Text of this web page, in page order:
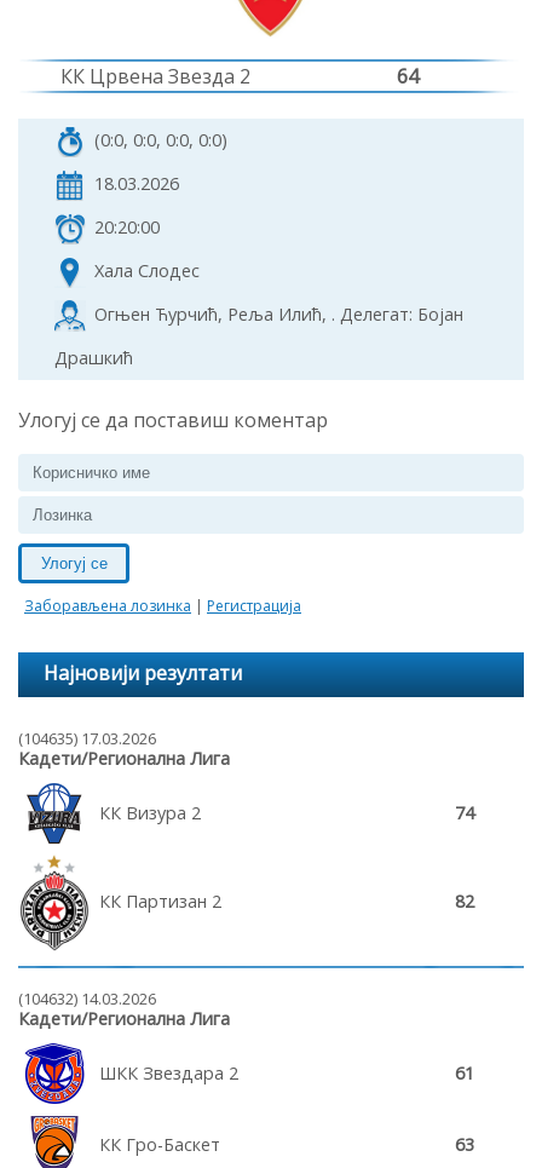
КК Црвена Звезда 2 64
(0:0, 0:0, 0:0, 0:0)
18.03.2026
20:20:00
Хала Слодес
Огњен Ћурчић, Реља Илић, . Делегат: Бојан
Драшкић
Улогуј се да поставиш коментар
Улогуј се
Заборављена лозинка | Регистрација
Најновији резултати
(104635) 17.03.2026
Кадети/Регионална Лига
КК Визура 2 74
КК Партизан 2 82
(104632) 14.03.2026
Кадети/Регионална Лига
ШКК Звездара 2 61
КК Гро-Баскет 63